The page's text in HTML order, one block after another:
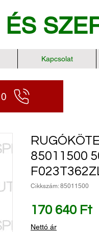
ÉS
Kapcsolat
85011500
Cikkszám: 85011500
170 640 FtÁr
Nettó ár